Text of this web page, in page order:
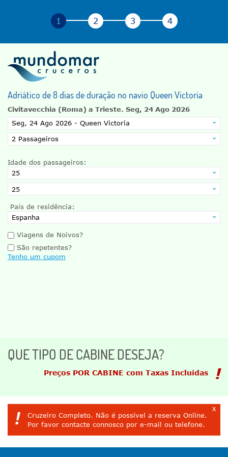
Adriático de 8 dias de duração no navio Queen Victoria
Civitavecchia (Roma) a Trieste. Seg, 24 Ago 2026
Idade dos passageiros:
País de residência:
Viagens de Noivos?
São repetentes?
Tenho um cupom
QUE TIPO DE CABINE DESEJA?
Preços POR CABINE com Taxas Incluídas
x
!
Cruzeiro Completo. Não é possível a reserva Online.
Por favor contacte connosco por e-mail ou telefone.